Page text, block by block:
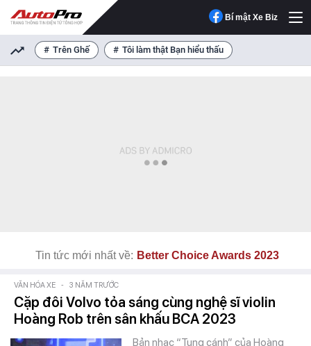
Bí mật Xe Biz
Trên Ghế Tôi làm thật Bạn hiểu thấu
Tin tức mới nhất về: Better Choice Awards 2023
VĂN HÓA XE - 3 NĂM TRƯỚC
Cặp đôi Volvo tỏa sáng cùng nghệ sĩ violin
Hoàng Rob trên sân khấu BCA 2023
Bản nhạc “Tung cánh” của Hoàng